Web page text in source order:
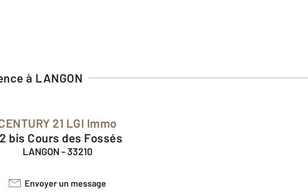
à LANGON
CENTURY 21 LGI Immo
42 bis Cours des Fossés
LANGON - 33210
Envoyer un message